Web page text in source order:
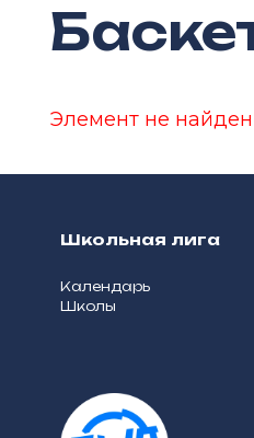
Элемент не
Школьная лига
Календарь
Школы